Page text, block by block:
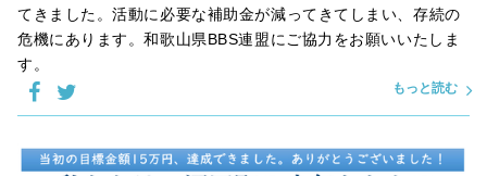
てきました。活動に必要な補助金が減ってきてしまい、存続の
危機にあります。和歌山県BBS連盟にご協力をお願いいたしま
す。
もっと読む